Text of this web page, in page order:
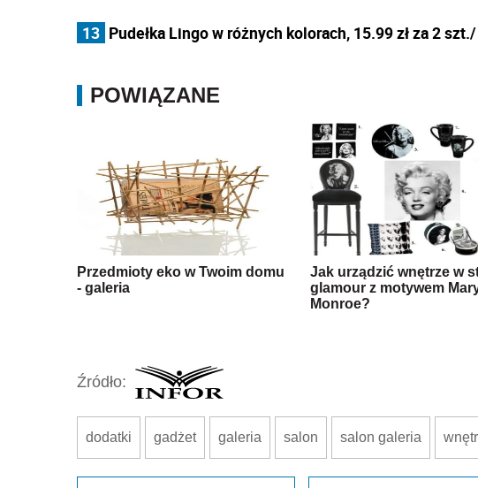
13 Pudełka Lingo w różnych kolorach, 15.99 zł za 2
POWIĄZANE
Przedmioty eko w Twoim domu
- galeria
Jak urządzić wnętrze w
glamour z motywem
Monroe?
Źródło:
dodatki gadżet galeria salon salon galeria